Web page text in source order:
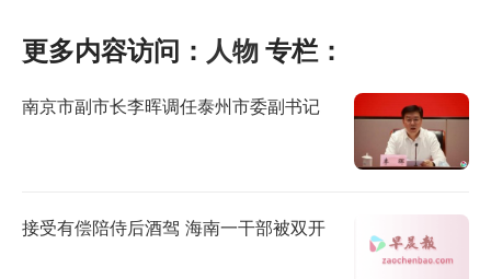
更多内容访问： 人物 专栏：
南京市副市长李晖调任泰州市委副书记
接受有偿陪侍后酒驾 海南一干部被双开